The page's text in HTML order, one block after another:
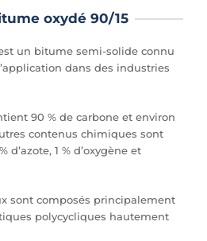
oxydé 90/15
un bitume semi-solide connu
dans des industries
90 % de carbone et environ
contenus chimiques sont
d’azote, 1 % d’oxygène et
sont composés principalement
polycycliques hautement